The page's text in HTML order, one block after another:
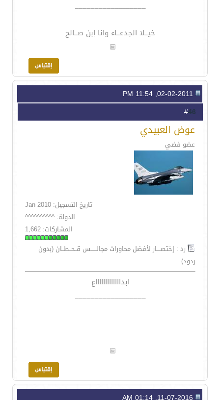
__________________
خيــلا الجدعــاء وانا إبن صــالح
46
عوض العبيدي
عضو فضي
تاريخ التسجيل: Jan 2010
الدولة: ^^^^^^^^^^
المشاركات: 1,662
رد : إختصــــار لأفضل محاورات مجالــــــس قــحــطــان (بدون
ردود)
ابداااااااااااااع
__________________